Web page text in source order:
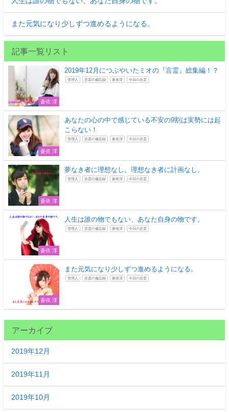
また元気になり少しずつ進めるようになる。
記事一覧リスト
蒼依 澪
2019年12月につぶやいたミオの『言霊』総集編！？
管理人 言霊の備忘録 蒼依澪 今日の言霊
蒼依 澪
あなたの心の中で感じている不安の9割は実勢には起
こらない！
管理人 言霊の備忘録 蒼依澪 今日の言霊
蒼依 澪
夢なき者に理想なし。理想なき者に計画なし。
管理人 言霊の備忘録 蒼依澪 今日の言霊
蒼依 澪
人生は誰の物でもない、あなた自身の物です。
管理人 言霊の備忘録 蒼依澪 今日の言霊
蒼依 澪
また元気になり少しずつ進めるようになる。
管理人 言霊の備忘録 蒼依澪 今日の言霊
アーカイブ
2019年12月
2019年11月
2019年10月